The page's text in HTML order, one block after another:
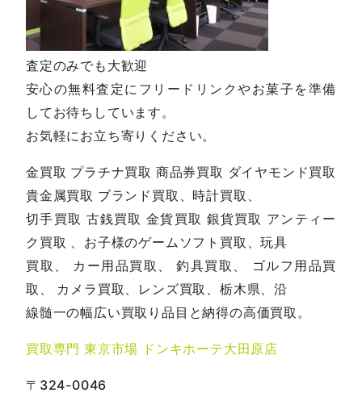
査定のみでも大歓迎
安心の無料査定にフリードリンクやお菓子を準備
してお待ちしています。
お気軽にお立ち寄りください。
金買取 プラチナ買取 商品券買取 ダイヤモンド買取
貴金属買取 ブランド買取、時計買取、
切手買取 古銭買取 金貨買取 銀貨買取 アンティー
ク買取 、お子様のゲームソフト買取、玩具
買取、 カー用品買取、 釣具買取、 ゴルフ用品買
取、 カメラ買取、レンズ買取、栃木県、沿
線髄一の幅広い買取り品目と納得の高価買取。
買取専門 東京市場 ドンキホーテ大田原店
〒324-0046